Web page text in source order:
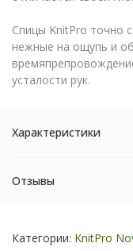
Спицы KnitPro точно
нежные на ощупь и
усталости рук.
Характеристики
Отзывы
Категории: KnitPro